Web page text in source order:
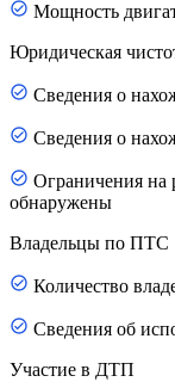
Мощность
Юридическая
Сведения о
Сведения о
Ограничения на
обнаружены
Владельцы по ПТС
Количество
Сведения об
Участие в ДТП